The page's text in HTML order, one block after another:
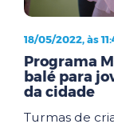
18/05/2022, às
Programa
balé para
da cidade
Turmas de